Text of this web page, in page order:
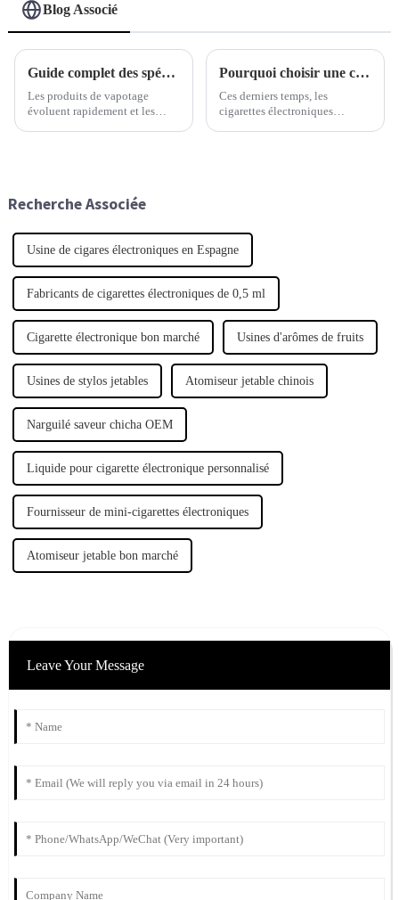
Blog Associé
Guide complet des spécifications et conseils d'utilisation des capsules jetables
Les produits de vapotage
évoluent rapidement et les
caractéristiques.
Pourquoi choisir une cigarette électronique jetable peut transformer votre expérience de vapotage
Ces derniers temps, les
cigarettes électroniques
Recherche Associée
Usine de cigares électroniques en Espagne
Fabricants de cigarettes électroniques de 0,5 ml
Cigarette électronique bon marché Usines d'arômes de fruits
Usines de stylos jetables Atomiseur jetable chinois
Narguilé saveur chicha OEM
Liquide pour cigarette électronique personnalisé
Fournisseur de mini-cigarettes électroniques
Atomiseur jetable bon marché
Leave Your Message